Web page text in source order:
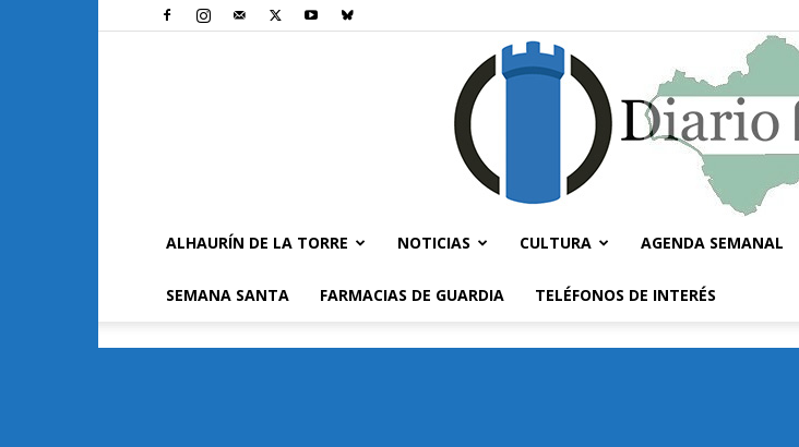
ALHAURÍN DE LA TORRE NOTICIAS CULTURA AGENDA SEMANAL
SEMANA SANTA FARMACIAS DE GUARDIA TELÉFONOS DE INTERÉS